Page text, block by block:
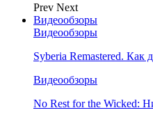
Prev Next
Видеообзоры
Видеообзоры
Syberia Remastered. Как
Видеообзоры
No Rest for the Wicked: